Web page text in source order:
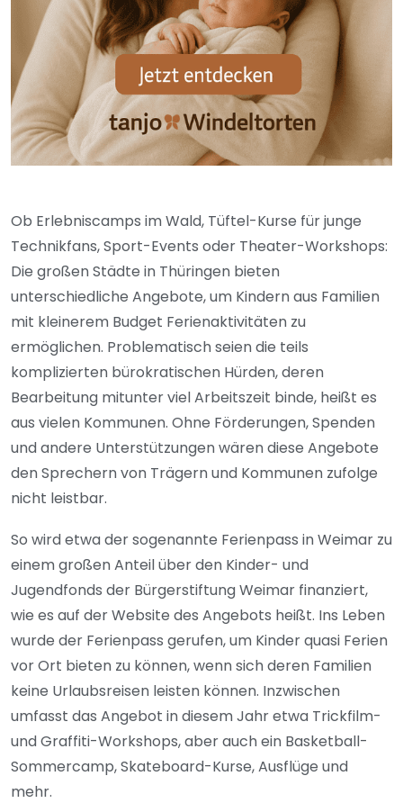
Ob Erlebniscamps im Wald, Tüftel-Kurse für junge
Technikfans, Sport-Events oder Theater-Workshops:
Die großen Städte in Thüringen bieten
unterschiedliche Angebote, um Kindern aus Familien
mit kleinerem Budget Ferienaktivitäten zu
ermöglichen. Problematisch seien die teils
komplizierten bürokratischen Hürden, deren
Bearbeitung mitunter viel Arbeitszeit binde, heißt es
aus vielen Kommunen. Ohne Förderungen, Spenden
und andere Unterstützungen wären diese Angebote
den Sprechern von Trägern und Kommunen zufolge
nicht leistbar.
So wird etwa der sogenannte Ferienpass in Weimar zu
einem großen Anteil über den Kinder- und
Jugendfonds der Bürgerstiftung Weimar finanziert,
wie es auf der Website des Angebots heißt. Ins Leben
wurde der Ferienpass gerufen, um Kinder quasi Ferien
vor Ort bieten zu können, wenn sich deren Familien
keine Urlaubsreisen leisten können. Inzwischen
umfasst das Angebot in diesem Jahr etwa Trickfilm-
und Graffiti-Workshops, aber auch ein Basketball-
Sommercamp, Skateboard-Kurse, Ausflüge und
mehr.